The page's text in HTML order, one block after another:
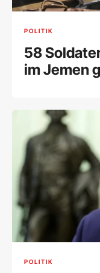
POLITIK
58
im Jemen
POLITIK